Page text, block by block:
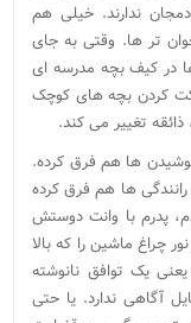
ندارند. خیلی هم
تر ها. وقتی به جای
در کیف بچه مدرسه ای
کردن بچه های کوچک
تغییر می کند.
ها هم فرق کرده.
ها هم فرق کرده
پدرم با وانت دوستش
چراغ ماشین را که بالا
یک توافق نانوشته
آگاهی ندارد. یا حتی